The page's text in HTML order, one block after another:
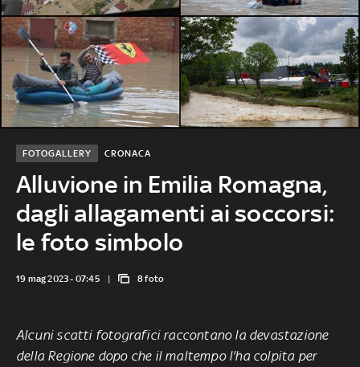
Alluvione in Emilia Romagna,
dagli allagamenti ai soccorsi:
le foto simbolo
CRONACA
FOTOGALLERY
19 mag 2023 - 07:45 8 foto
Alcuniscatti fotografici raccontano la devastazione
della Regione dopo che il maltempo l'ha colpita per